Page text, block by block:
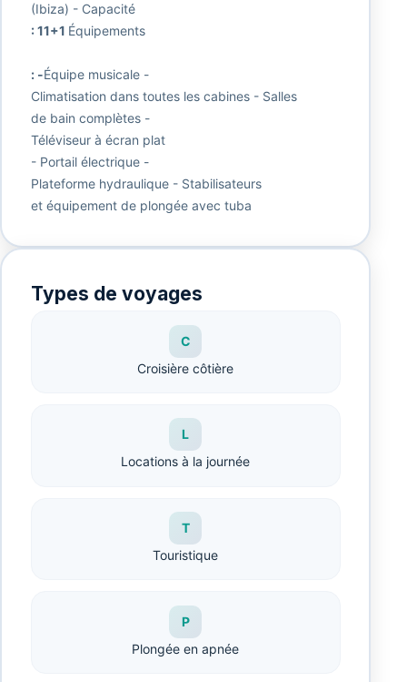
(Ibiza) - Capacité
: 11+1 Équipements
: -Équipe musicale -
Climatisation dans toutes les cabines - Salles
de bain complètes -
Téléviseur à écran plat
- Portail électrique -
Plateforme hydraulique - Stabilisateurs
et équipement de plongée avec tuba
Types de voyages
C
Croisière côtière
L
Locations à la journée
T
Touristique
P
Plongée en apnée